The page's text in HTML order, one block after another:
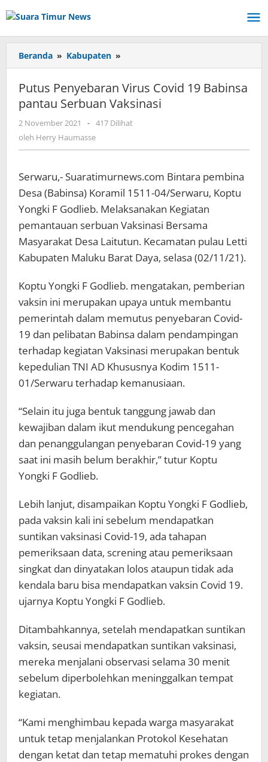
ke
Beranda » Kabupaten »
Penyebaran
Virus
Covid
19
Babinsa
Putus Penyebaran Virus Covid 19 Babinsa
pantau Serbuan Vaksinasi
2 November 2021
oleh
Herry
- 417 Dilihat
oleh Herry Haumasse
Serwaru,- Suaratimurnews.com Bintara pembina
Desa (Babinsa) Koramil 1511-04/Serwaru, Koptu
Yongki F Godlieb. Melaksanakan Kegiatan
pemantauan serbuan Vaksinasi Bersama
Masyarakat Desa Laitutun. Kecamatan pulau Letti
Kabupaten Maluku Barat Daya, selasa (02/11/21).
Koptu Yongki F Godlieb. mengatakan, pemberian
vaksin ini merupakan upaya untuk membantu
pemerintah dalam memutus penyebaran Covid-
19 dan pelibatan Babinsa dalam pendampingan
terhadap kegiatan Vaksinasi merupakan bentuk
kepedulian TNI AD Khususnya Kodim 1511-
01/Serwaru terhadap kemanusiaan.
“Selain itu juga bentuk tanggung jawab dan
kewajiban dalam ikut mendukung pencegahan
dan penanggulangan penyebaran Covid-19 yang
saat ini masih belum berakhir,” tutur Koptu
Yongki F Godlieb.
Lebih lanjut, disampaikan Koptu Yongki F Godlieb,
pada vaksin kali ini sebelum mendapatkan
suntikan vaksinasi Covid-19, ada tahapan
pemeriksaan data, screning atau pemeriksaan
singkat dan dinyatakan lolos ataupun tidak ada
kendala baru bisa mendapatkan vaksin Covid 19.
ujarnya Koptu Yongki F Godlieb.
Ditambahkannya, setelah mendapatkan suntikan
vaksin, seusai mendapatkan suntikan vaksinasi,
mereka menjalani observasi selama 30 menit
sebelum diperbolehkan meninggalkan tempat
kegiatan.
“Kami menghimbau kepada warga masyarakat
untuk tetap menjalankan Protokol Kesehatan
dengan ketat dan tetap mematuhi prokes dengan